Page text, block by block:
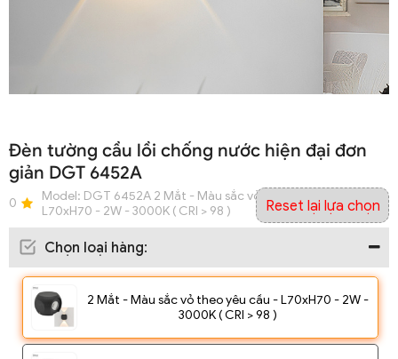
Đèn tường cầu lồi chống nước hiện đại đơn
giản DGT 6452A
0 Model: DGT 6452A 2 Mắt - Màu sắc vỏ theo yêu cầu -
L70xH70 - 2W - 3000K ( CRI > 98 )
Chọn loại hàng:
2 Mắt - Màu sắc vỏ theo yêu cầu - L70xH70 - 2W -
3000K ( CRI > 98 )
Reset lại lựa chọn